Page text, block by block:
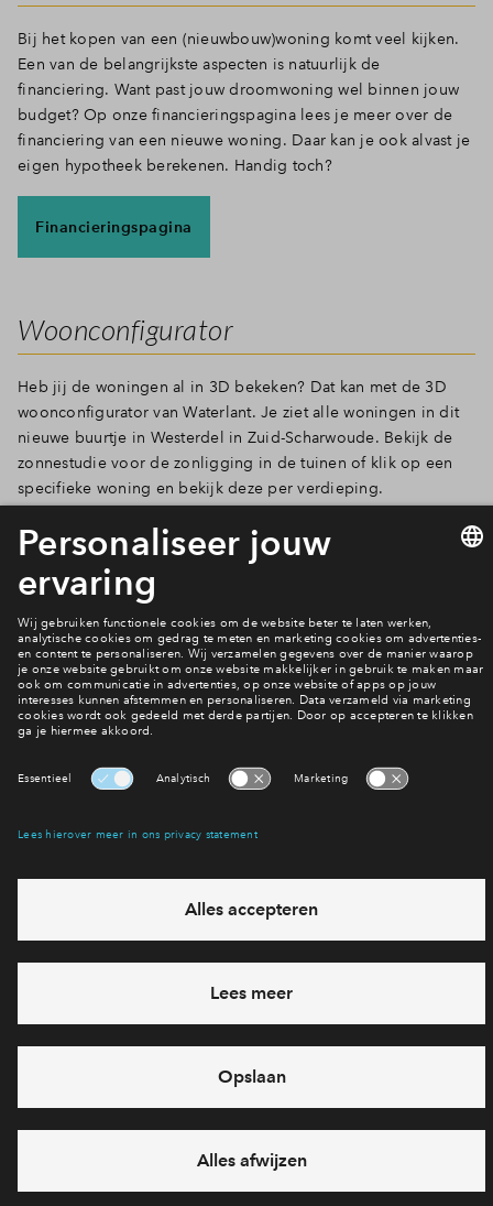
Bij het kopen van een (nieuwbouw)woning komt veel kijken.
Een van de belangrijkste aspecten is natuurlijk de
financiering. Want past jouw droomwoning wel binnen jouw
budget? Op onze financieringspagina lees je meer over de
financiering van een nieuwe woning. Daar kan je ook alvast je
eigen hypotheek berekenen. Handig toch?
Financieringspagina
Woonconfigurator
Heb jij de woningen al in 3D bekeken? Dat kan met de 3D
woonconfigurator van Waterlant. Je ziet alle woningen in dit
nieuwe buurtje in Westerdel in Zuid-Scharwoude. Bekijk de
zonnestudie voor de zonligging in de tuinen of klik op een
specifieke woning en bekijk deze per verdieping.
Bekijk de woonconfigurator
Plattegronden en prijzen bekijken?
Bekijk de woningen
Interesse? Meld je dan snel aan
eventuele projecten
712 26 42
6 dagen per week beschikbaar (behalve tijdens
feestdagen)
vandaag van 10:00 - 13:00 uur
via chat en telefoon